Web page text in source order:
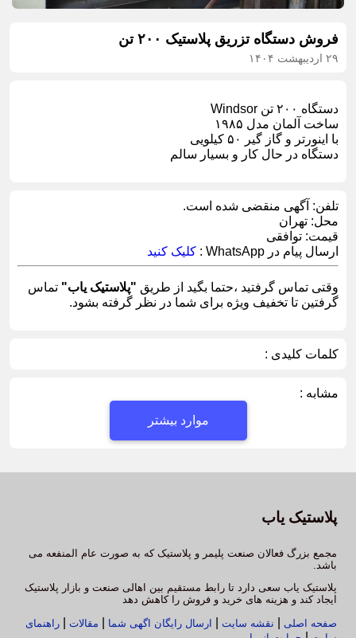
فروش دستگاه تزریق پلاستیک ۲۰۰ تن
۲۹ اردیبهشت ۱۴۰۴
دستگاه ۲۰۰ تن Windsor
ساخت آلمان مدل ۱۹۸۵
با اینورتر و گاز گیر ۵۰ کیلویی
دستگاه در حال کار و بسیار سالم
تلفن: آگهی منقضی شده است.
محل: تهران
قیمت: توافقی
ارسال پیام در WhatsApp :
کلیک کنید
وقتی تماس گرفتید ،حتما بگید از طریق "پلاستیک یاب" تماس
گرفتین تا تخفیف ویژه برای شما در نظر گرفته بشود.
کلمات کلیدی :
مشابه :
موارد بیشتر
پلاستیک یاب
مجمع بزرگ فعالان صنعت پلیمر و پلاستیک که به صورت عام المنفعه می
باشد.
پلاستیک یاب سعی دارد تا رابط مستقیم بین اهالی صنعت و بازار پلاستیک
ایجاد کند و هزینه های خرید و فروش را کاهش دهد
صفحه اصلی
نقشه سایت ارسال رایگان اگهی شما مقالات
راهنمای